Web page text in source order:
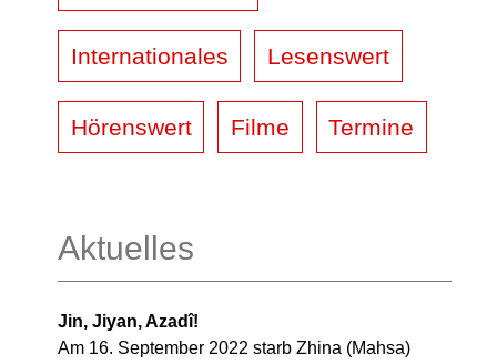
Internationales Lesenswert
Hörenswert Filme Termine
Aktuelles
Jin, Jiyan, Azadî!
Am 16. September 2022 starb Zhina (Mahsa)